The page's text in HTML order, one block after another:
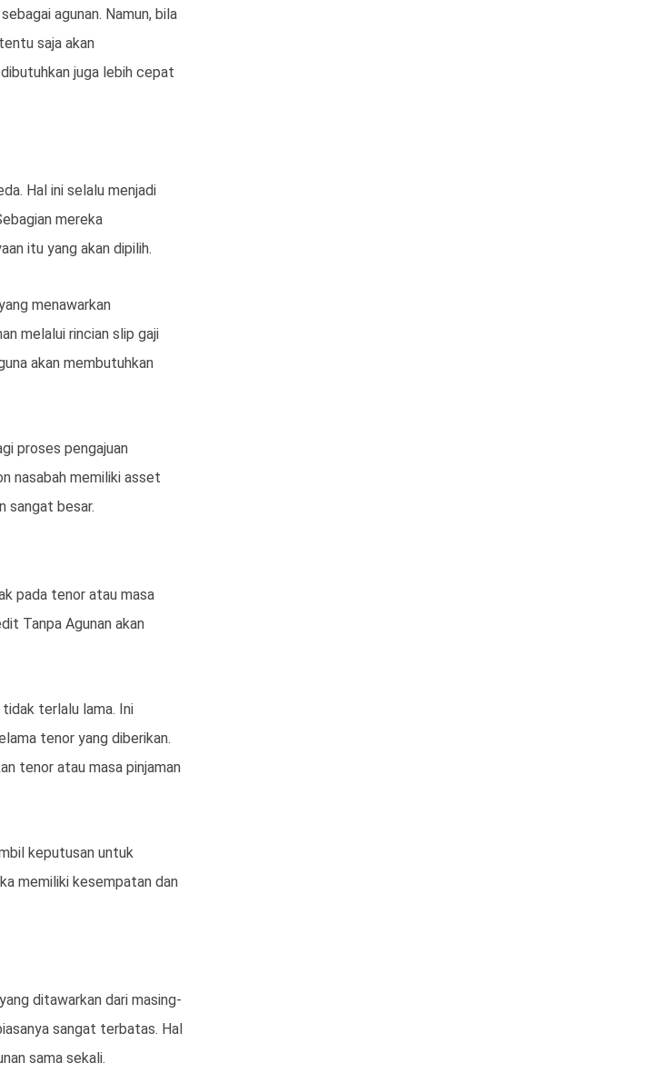
agunan. Namun, bila
saja akan
juga lebih cepat
Hal ini selalu menjadi
mereka
itu yang akan dipilih.
menawarkan
melalui rincian slip gaji
akan membutuhkan
proses pengajuan
nasabah memiliki asset
sangat besar.
pada tenor atau masa
Tanpa Agunan akan
terlalu lama. Ini
tenor yang diberikan.
tenor atau masa pinjaman
keputusan untuk
memiliki kesempatan dan
ditawarkan dari masing-
sangat terbatas. Hal
sama sekali.